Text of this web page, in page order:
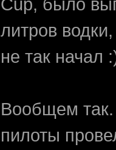
литров
не так начал
Вообщем так.
пилоты